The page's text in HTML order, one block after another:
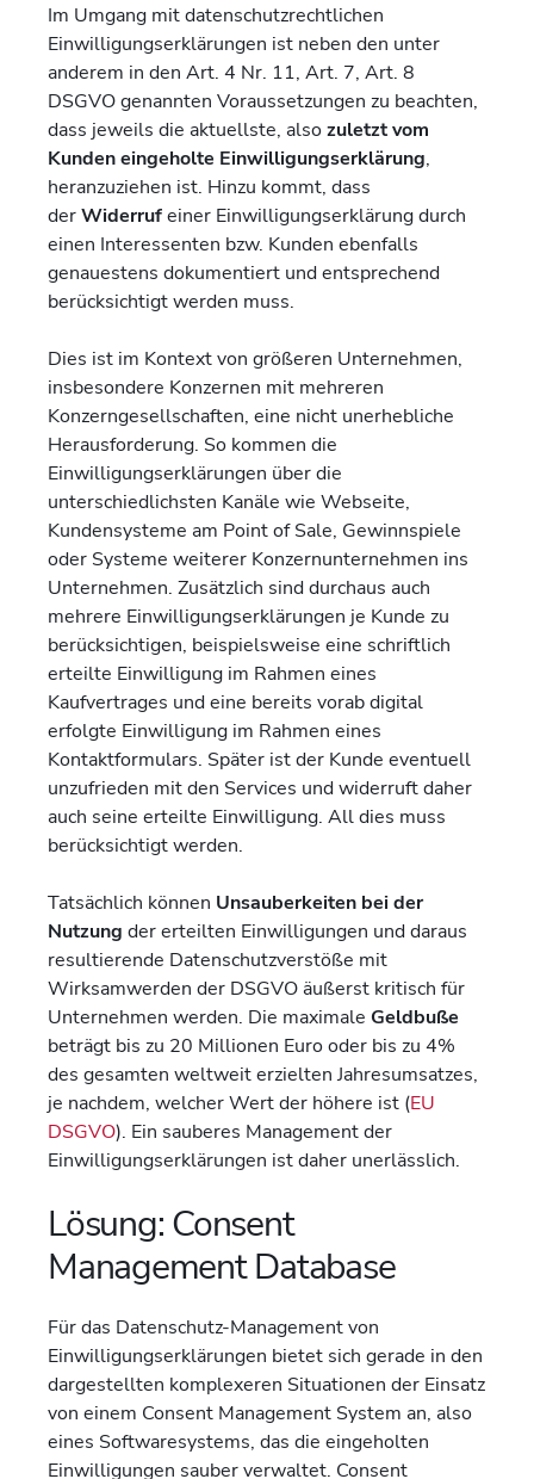
Im Umgang mit datenschutzrechtlichen
Einwilligungserklärungen ist neben den unter
anderem in den Art. 4 Nr. 11, Art. 7, Art. 8
DSGVO genannten Voraussetzungen zu beachten,
dass jeweils die aktuellste, alsozuletzt vom
Kundeneingeholte Einwilligungserklärung,
heranzuziehen ist. Hinzu kommt, dass
derWiderrufeiner Einwilligungserklärung durch
einen Interessenten bzw. Kunden ebenfalls
genauestens dokumentiert und entsprechend
berücksichtigt werden muss.
Dies ist im Kontext von größeren Unternehmen,
insbesondere Konzernen mit mehreren
Konzerngesellschaften, eine nicht unerhebliche
Herausforderung. So kommen die
Einwilligungserklärungen über die
unterschiedlichsten Kanäle wie Webseite,
Kundensysteme am Point of Sale, Gewinnspiele
oder Systeme weiterer Konzernunternehmen ins
Unternehmen. Zusätzlich sind durchaus auch
mehrere Einwilligungserklärungen je Kunde zu
berücksichtigen, beispielsweise eine schriftlich
erteilte Einwilligung im Rahmen eines
Kaufvertrages und eine bereits vorab digital
erfolgte Einwilligung im Rahmen eines
Kontaktformulars. Später ist der Kunde eventuell
unzufrieden mit den Services und widerruft daher
auch seine erteilte Einwilligung. All dies muss
berücksichtigt werden.
Tatsächlich können Unsauberkeiten bei der
Nutzung der erteilten Einwilligungen und daraus
resultierende Datenschutzverstöße mit
Wirksamwerden der DSGVO äußerst kritisch für
Unternehmen werden. Die maximale Geldbuße
beträgt bis zu 20 Millionen Euro oder bis zu 4%
des gesamten weltweit erzielten Jahresumsatzes,
je nachdem, welcher Wert der höhere ist (EU
DSGVO). Ein sauberes Management der
Einwilligungserklärungen ist daher unerlässlich.
Lösung: Consent
Management Database
Für das Datenschutz-Management von
Einwilligungserklärungen bietet sich gerade in den
dargestellten komplexeren Situationen der Einsatz
von einem Consent Management System an, also
eines Softwaresystems, das die eingeholten
Einwilligungen sauber verwaltet. Consent